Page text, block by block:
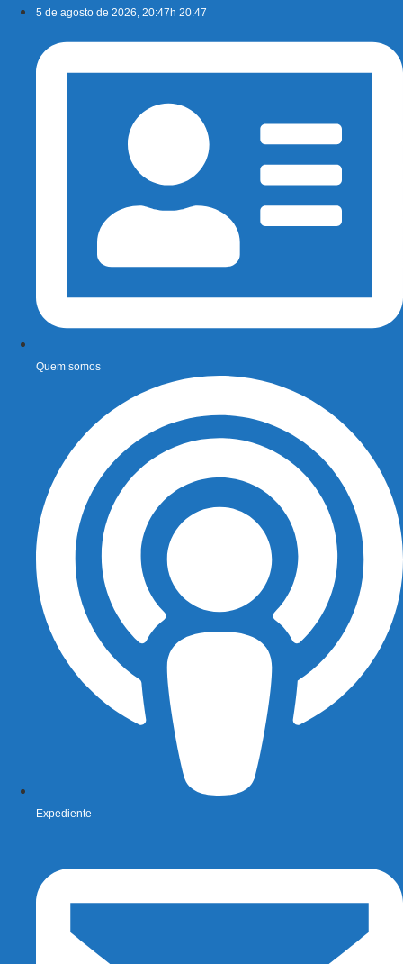
conteúdo
5 de agosto de 2026, 20:47h 20:47
Quem somos
Expediente